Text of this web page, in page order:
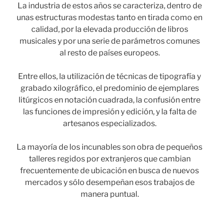
La industria de estos años se caracteriza, dentro de
unas estructuras modestas tanto en tirada como en
calidad, por la elevada producción de libros
musicales y por una serie de parámetros comunes
al resto de países europeos.
Entre ellos, la utilización de técnicas de tipografía y
grabado xilográfico, el predominio de ejemplares
litúrgicos en notación cuadrada, la confusión entre
las funciones de impresión y edición, y la falta de
artesanos especializados.
La mayoría de los incunables son obra de pequeños
talleres regidos por extranjeros que cambian
frecuentemente de ubicación en busca de nuevos
mercados y sólo desempeñan esos trabajos de
manera puntual.